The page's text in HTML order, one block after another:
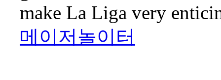
make La Liga very
메이저놀이터